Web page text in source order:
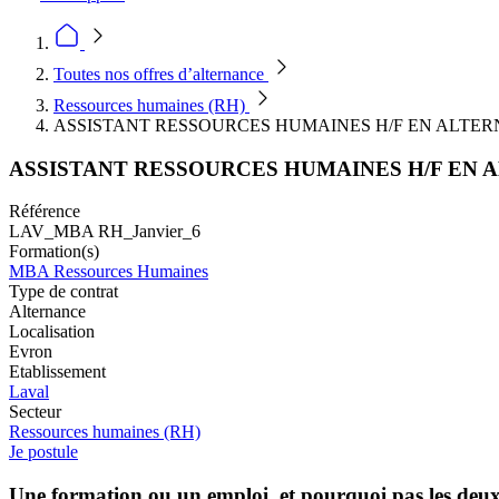
Toutes nos offres d’alternance
Ressources humaines (RH)
ASSISTANT RESSOURCES HUMAINES H/F EN
ASSISTANT RESSOURCES HUMAINES H/F EN
Référence
LAV_MBA RH_Janvier_6
Formation(s)
MBA Ressources Humaines
Type de contrat
Alternance
Localisation
Evron
Etablissement
Laval
Secteur
Ressources humaines (RH)
Je postule